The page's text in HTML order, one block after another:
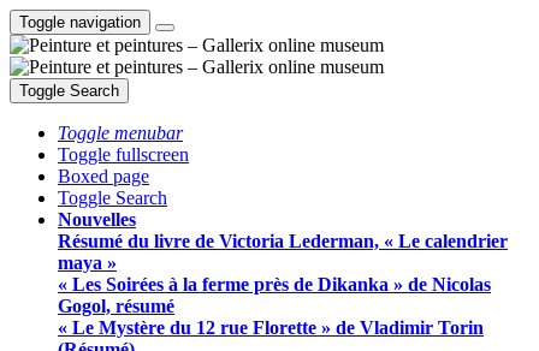
Toggle navigation
Toggle Search
Toggle menubar
Toggle fullscreen
Boxed page
Toggle Search
Nouvelles
Résumé du livre de Victoria Lederman, « Le calendrier
maya »
« Les Soirées à la ferme près de Dikanka » de Nicolas
Gogol, résumé
« Le Mystère du 12 rue Florette » de Vladimir Torin